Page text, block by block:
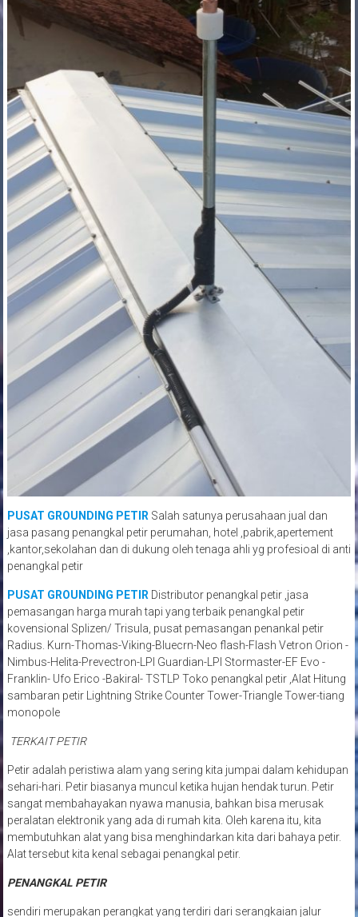
PUSAT GROUNDING PETIR Salah satunya perusahaan jual dan
jasa pasang penangkal petir perumahan, hotel ,pabrik,apertement
,kantor,sekolahan dan di dukung oleh tenaga ahli yg profesioal di anti
penangkal petir
PUSAT GROUNDING PETIR Distributor penangkal petir ,jasa
pemasangan harga murah tapi yang terbaik penangkal petir
kovensional Splizen/ Trisula, pusat pemasangan penankal petir
Radius. Kurn-Thomas-Viking-Bluecrn-Neo flash-Flash Vetron Orion -
Nimbus-Helita-Prevectron-LPI Guardian-LPI Stormaster-EF Evo -
Franklin- Ufo Erico -Bakiral- TSTLP Toko penangkal petir ,Alat Hitung
sambaran petir Lightning Strike Counter Tower-Triangle Tower-tiang
monopole
TERKAIT PETIR
Petir adalah peristiwa alam yang sering kita jumpai dalam kehidupan
sehari-hari. Petir biasanya muncul ketika hujan hendak turun. Petir
sangat membahayakan nyawa manusia, bahkan bisa merusak
peralatan elektronik yang ada di rumah kita. Oleh karena itu, kita
membutuhkan alat yang bisa menghindarkan kita dari bahaya petir.
Alat tersebut kita kenal sebagai penangkal petir.
PENANGKAL PETIR
sendiri merupakan perangkat yang terdiri dari serangkaian jalur